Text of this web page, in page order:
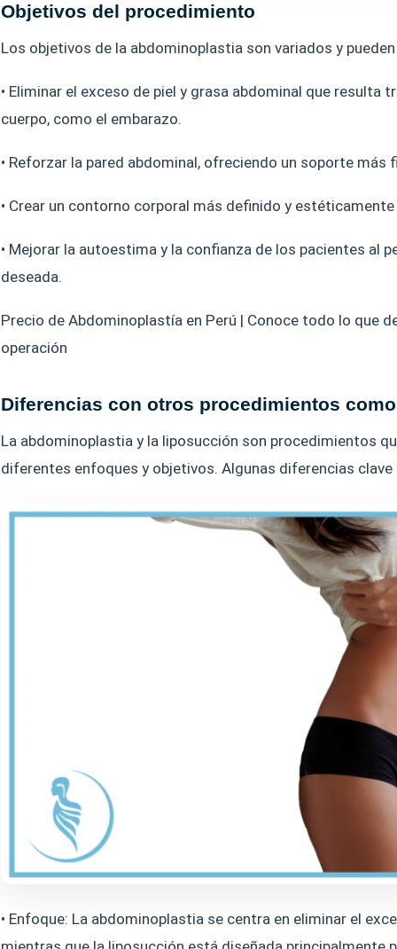
Objetivos del procedimiento
Los objetivos de la abdominoplastia son variados y
• Eliminar el exceso de piel y grasa abdominal que resulta
cuerpo, como el embarazo.
• Reforzar la pared abdominal, ofreciendo un soporte más
• Crear un contorno corporal más definido y
• Mejorar la autoestima y la confianza de los pacientes al
deseada.
Precio de Abdominoplastía en Perú | Conoce todo lo que
operación
Diferencias con otros procedimientos
La abdominoplastia y la liposucción son procedimientos
diferentes enfoques y objetivos. Algunas diferencias clave
• Enfoque: La abdominoplastia se centra en eliminar el